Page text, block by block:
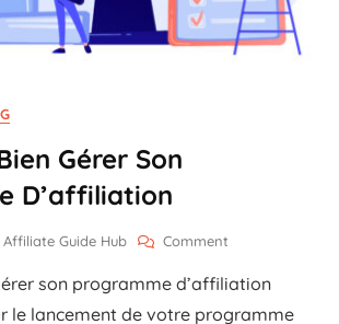
Gérer Son
D’affiliation
Affiliate Guide Hub Comment
Bien
son programme d’affiliation
le lancement de votre programme